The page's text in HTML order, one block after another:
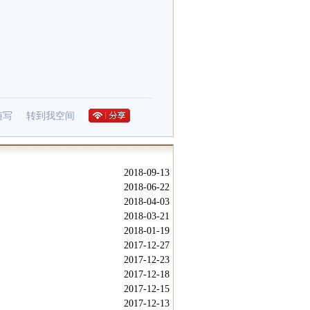
转到我空间
写
2018-09-13
2018-06-22
2018-04-03
2018-03-21
2018-01-19
2017-12-27
2017-12-23
2017-12-18
2017-12-15
2017-12-13